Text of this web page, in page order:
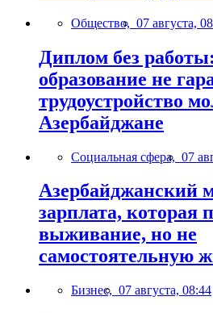
Общество, 07 августа,
Диплом без
образование не
трудоустройство
Азербайджане
Социальная сфера, 07
Азербайджанский
зарплата, которая
выживание, но не
самостоятельную
Бизнес, 07 августа, 08:44